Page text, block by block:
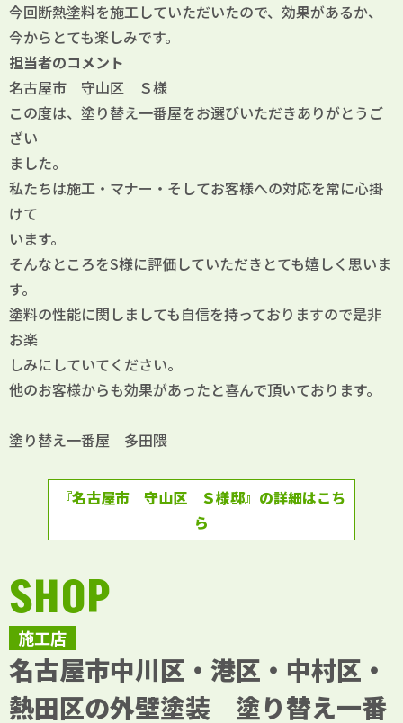
今回断熱塗料を施工していただいたので、効果があるか、
今からとても楽しみです。
担当者のコメント
名古屋市 守山区 Ｓ様
この度は、塗り替え一番屋をお選びいただきありがとうご
ざい
ました。
私たちは施工・マナー・そしてお客様への対応を常に心掛
けて
います。
そんなところをS様に評価していただきとても嬉しく思いま
す。
塗料の性能に関しましても自信を持っておりますので是非
お楽
しみにしていてください。
他のお客様からも効果があったと喜んで頂いております。
塗り替え一番屋 多田隈
『名古屋市 守山区 Ｓ様邸』の詳細はこち
ら
施工店
SHOP
名古屋市中川区・港区・中村区・
熱田区の外壁塗装 塗り替え一番